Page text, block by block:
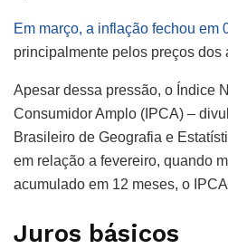
Em março, a inflação fechou em
principalmente pelos preços dos
Apesar dessa pressão, o Índice
Consumidor Amplo (IPCA) –
Brasileiro de Geografia e
em relação a fevereiro, quando
acumulado em 12 meses, o
Juros básicos